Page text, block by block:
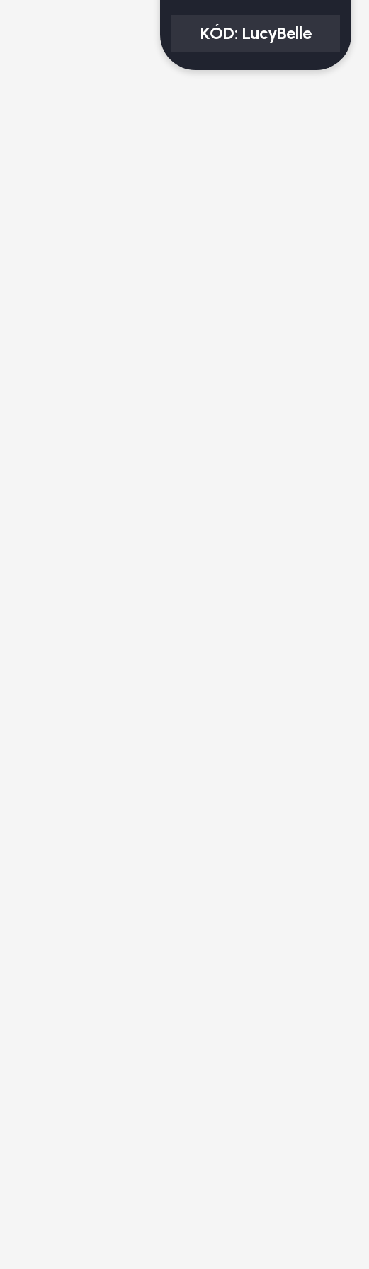
KÓD: LucyBelle